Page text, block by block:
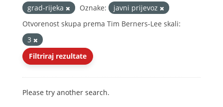
grad-rijeka
Oznake:
javni prijevoz
Otvorenost skupa prema Tim Berners-Lee skali:
3
Filtriraj rezultate
Please try another search.